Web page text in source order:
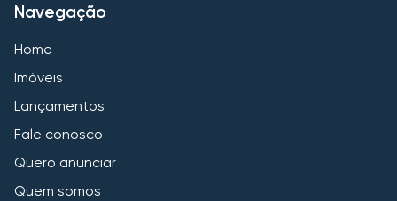
Navegação
Home
Imóveis
Lançamentos
Fale conosco
Quero anunciar
Quem somos